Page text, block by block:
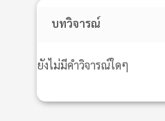
บทวิจารณ์
ยังไม่มีคำวิจารณ์ใดๆ